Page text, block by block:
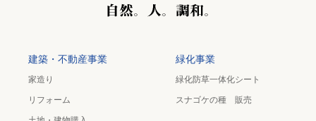
建築・不動産事業
家造り
リフォーム
緑化事業
緑化防草一体化シート
スナゴケの種 販売